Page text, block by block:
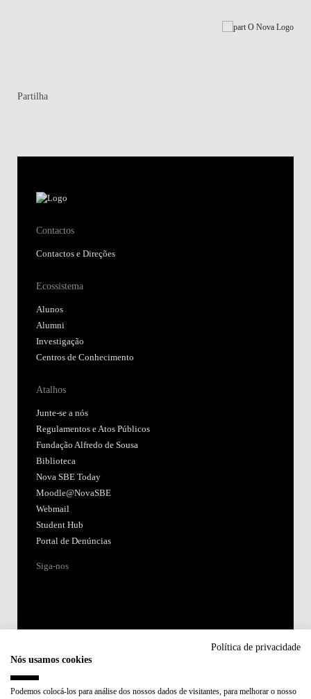
Partilha
Contactos
Contactos e Direções
Ecossistema
Alunos
Alumni
Investigação
Centros de Conhecimento
Atalhos
Junte-se a nós
Regulamentos e Atos Públicos
Fundação Alfredo de Sousa
Biblioteca
Nova SBE Today
Moodle@NovaSBE
Webmail
Student Hub
Portal de Denúncias
Siga-nos
Política de privacidade
Nós usamos cookies
Podemos colocá-los para análise dos nossos dados de visitantes, para melhorar o nosso